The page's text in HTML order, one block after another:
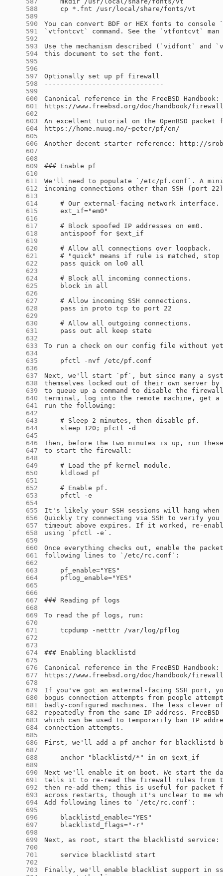
    588
    589
    590
    591
    592
    593
    594
    595
    596
    597
    598
    599
    600
    601
    602
    603
    604
    605
    606
    607
    608
    609
    610
    611
    612
    613
    614
    615
    616
    617
    618
    619
    620
    621
    622
    623
    624
    625
    626
    627
    628
    629
    630
    631
    632
    633
    634
    635
    636
    637
    638
    639
    640
    641
    642
    643
    644
    645
    646
    647
    648
    649
    650
    651
    652
    653
    654
    655
    656
    657
    658
    659
    660
    661
    662
    663
    664
    665
    666
    667
    668
    669
    670
    671
    672
    673
    674
    675
    676
    677
    678
    679
    680
    681
    682
    683
    684
    685
    686
    687
    688
    689
    690
    691
    692
    693
    694
    695
    696
    697
    698
    699
    700
    701
    702
    703